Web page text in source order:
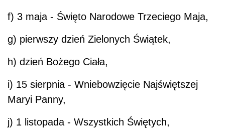
f) 3 maja - Święto Narodowe Trzeciego Maja,
g) pierwszy dzień Zielonych Świątek,
h) dzień Bożego Ciała,
i) 15 sierpnia - Wniebowzięcie Najświętszej
Maryi Panny,
j) 1 listopada - Wszystkich Świętych,